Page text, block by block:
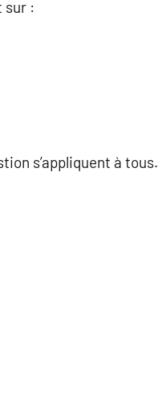
sur :
s’appliquent à tous.